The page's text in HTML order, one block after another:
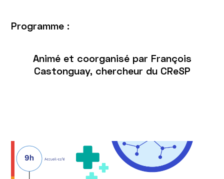
Programme :
Animé et coorganisé par François
Castonguay, chercheur du CReSP